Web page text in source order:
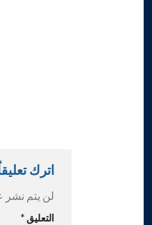
اترك
لن يتم نشر
التعليق*